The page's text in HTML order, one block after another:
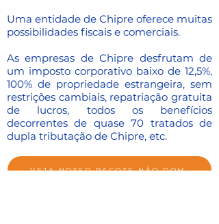
Uma entidade de Chipre oferece muitas
possibilidades fiscais e comerciais.
As empresas de Chipre desfrutam de
um imposto corporativo baixo de 12,5%,
100% de propriedade estrangeira, sem
restrições cambiais, repatriação gratuita
de lucros, todos os benefícios
decorrentes de quase 70 tratados de
dupla tributação de Chipre, etc.
VEJA NOSSO PACOTE NÃO DOM